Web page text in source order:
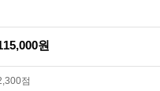
원
점